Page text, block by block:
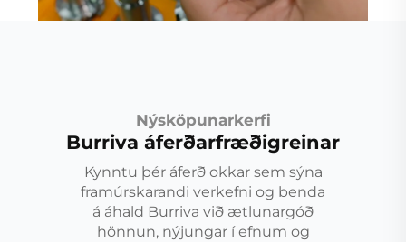
Nýsköpunarkerfi
Burriva áferðarfræðigreinar
Kynntu þér áferð okkar sem sýna
framúrskarandi verkefni og benda
á áhald Burriva við ætlunargóð
hönnun, nýjungar í efnum og